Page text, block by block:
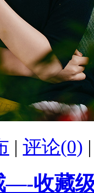
| 评论(0)
—-收藏